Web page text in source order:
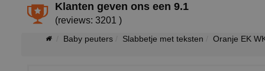
Klanten geven ons een9.1
(reviews: 3201 )
Baby peuters Slabbetje met teksten Oranje EK